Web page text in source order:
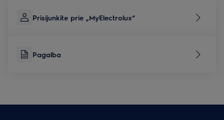
Prisijunkite prie „MyElectrolux“
Pagalba